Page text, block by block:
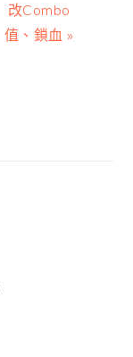
改Combo
值、鎖血 »